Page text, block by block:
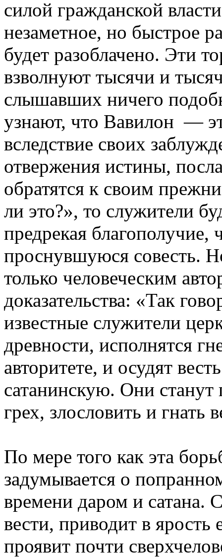
силой гражданской
незаметное, но быстрое
будет разоблачено. Эти
взволнуют тысячи и
слышавших ничего
узнают, что Вавилон —
вследствие своих
отвержения истины,
обратятся к своим
ли это?», то служители
предрекая
проснувшуюся совесть.
только человеческим
доказательства: «Так
известные служители
древности, исполнятся
авторитете, и осудят
сатанинскую. Они
грех, злословить и
По мере того как эта
задумывается о
времени даром и сатана.
вести, приводит в ярость
проявит почти